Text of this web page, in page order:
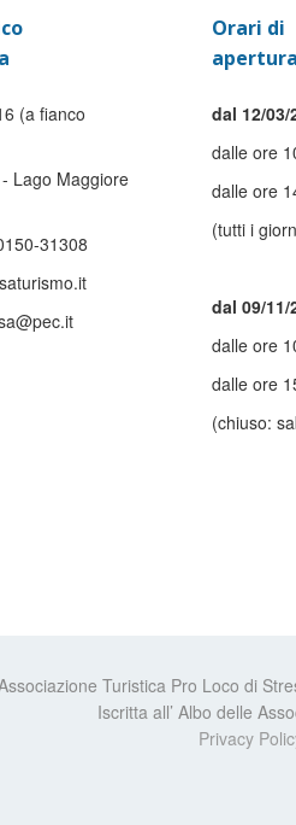
(a fianco
Lago Maggiore
31308
Orari di
dal 12/03/
dalle ore
dalle ore
(tutti i
dal 09/11/
dalle ore
dalle ore
(chiuso:
Turistica Pro Loco di
Iscritta all’ Albo delle
Privacy